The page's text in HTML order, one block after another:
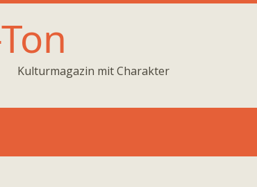
Kulturmagazin mit Charakter